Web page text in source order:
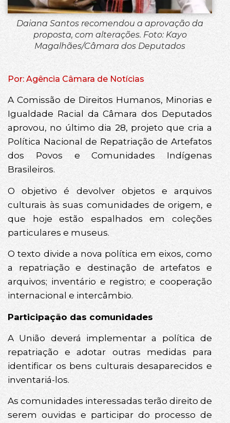
Daiana Santos recomendou a aprovação da
proposta, com alterações. Foto: Kayo
Magalhães/Câmara dos Deputados
Por: Agência Câmara de Notícias
A Comissão de Direitos Humanos, Minorias e
Igualdade Racial da Câmara dos Deputados
aprovou, no último dia 28, projeto que cria a
Política Nacional de Repatriação de Artefatos
dos Povos e Comunidades Indígenas
Brasileiros.
O objetivo é devolver objetos e arquivos
culturais às suas comunidades de origem, e
que hoje estão espalhados em coleções
particulares e museus.
O texto divide a nova política em eixos, como
a repatriação e destinação de artefatos e
arquivos; inventário e registro; e cooperação
internacional e intercâmbio.
Participação das comunidades
A União deverá implementar a política de
repatriação e adotar outras medidas para
identificar os bens culturais desaparecidos e
inventariá-los.
As comunidades interessadas terão direito de
serem ouvidas e participar do processo de